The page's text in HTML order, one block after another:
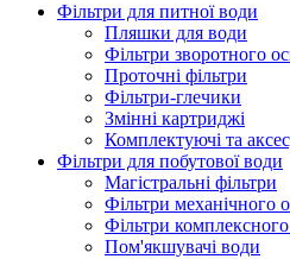
Фільтри для питної води
Пляшки для води
Фільтри зворотного
Проточні фільтри
Фільтри-глечики
Змінні картриджі
Комплектуючі та
Фільтри для побутової води
Магістральні фільтри
Фільтри механічного
Фільтри
Пом'якшувачі води